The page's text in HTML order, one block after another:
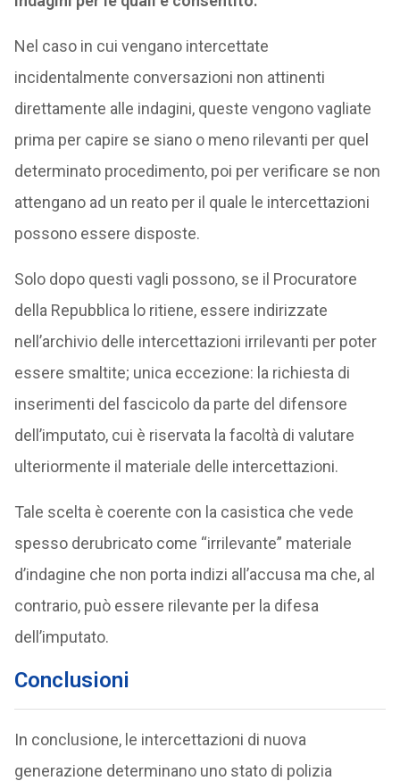
Nel caso in cui vengano intercettate
incidentalmente conversazioni non attinenti
direttamente alle indagini, queste vengono vagliate
prima per capire se siano o meno rilevanti per quel
determinato procedimento, poi per verificare se non
attengano ad un reato per il quale le intercettazioni
possono essere disposte.
Solo dopo questi vagli possono, se il Procuratore
della Repubblica lo ritiene, essere indirizzate
nell’archivio delle intercettazioni irrilevanti per poter
essere smaltite; unica eccezione: la richiesta di
inserimenti del fascicolo da parte del difensore
dell’imputato, cui è riservata la facoltà di valutare
ulteriormente il materiale delle intercettazioni.
Tale scelta è coerente con la casistica che vede
spesso derubricato come “irrilevante” materiale
d’indagine che non porta indizi all’accusa ma che, al
contrario, può essere rilevante per la difesa
dell’imputato.
Conclusioni
In conclusione, le intercettazioni di nuova
generazione determinano uno stato di polizia